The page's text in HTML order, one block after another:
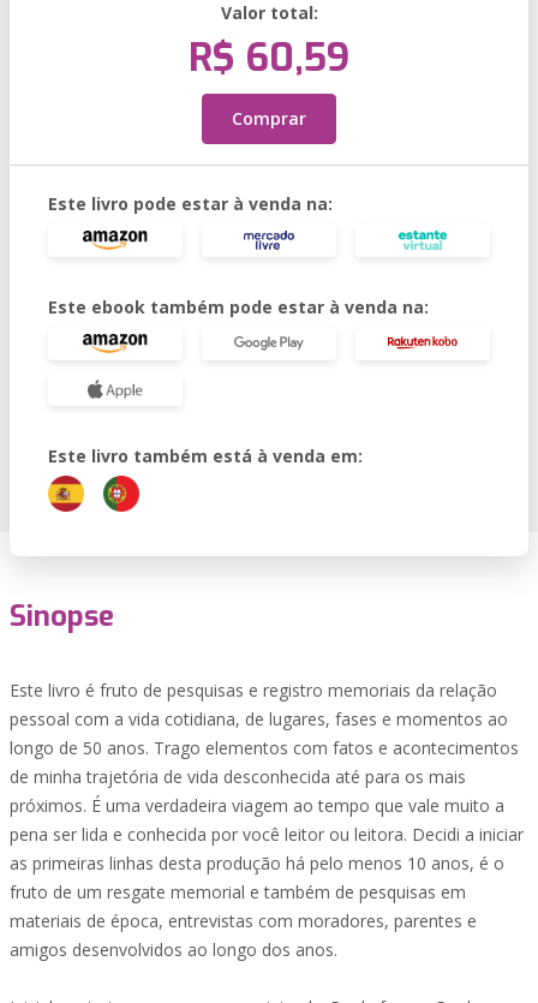
Valor total:
R$ 60,59
Comprar
Este livro pode estar à venda na:
Este ebook também pode estar à venda na:
Este livro também está à venda em:
Sinopse
Este livro é fruto de pesquisas e registro memoriais da relação
pessoal com a vida cotidiana, de lugares, fases e momentos ao
longo de 50 anos. Trago elementos com fatos e acontecimentos
de minha trajetória de vida desconhecida até para os mais
próximos. É uma verdadeira viagem ao tempo que vale muito a
pena ser lida e conhecida por você leitor ou leitora. Decidi a iniciar
as primeiras linhas desta produção há pelo menos 10 anos, é o
fruto de um resgate memorial e também de pesquisas em
materiais de época, entrevistas com moradores, parentes e
amigos desenvolvidos ao longo dos anos.